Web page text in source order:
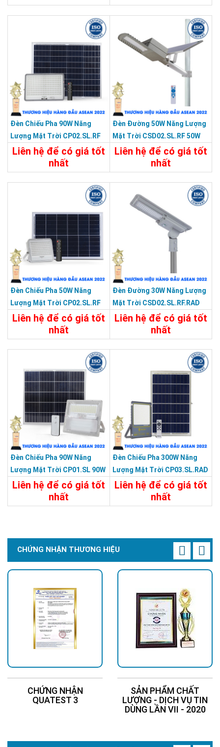
19.487.100đ
Đặt Mua
Đèn Chiếu Pha 90W Năng
Lượng Mặt Trời CP02.SL.RF
90W
Liên hệ để có giá tốt
nhất
Đèn Đường 50W Năng Lượng
Mặt Trời CSD02.SL.RF 50W
Liên hệ để có giá tốt
nhất
Đèn Chiếu Pha 50W Năng
Lượng Mặt Trời CP02.SL.RF
50W
Liên hệ để có giá tốt
nhất
Đèn Đường 30W Năng Lượng
Mặt Trời CSD02.SL.RF.RAD
30W
Liên hệ để có giá tốt
nhất
Đèn Chiếu Pha 90W Năng
Lượng Mặt Trời CP01.SL 90W
Liên hệ để có giá tốt
nhất
Đèn Chiếu Pha 300W Năng
Lượng Mặt Trời CP03.SL.RAD
300W.V2
Liên hệ để có giá tốt
nhất
CHỨNG NHẬN THƯƠNG HIỆU
CHỨNG NHẬN
QUATEST 3
SẢN PHẨM CHẤT
LƯỢNG - DỊCH VỤ TIN
DÙNG LẦN VII - 2020